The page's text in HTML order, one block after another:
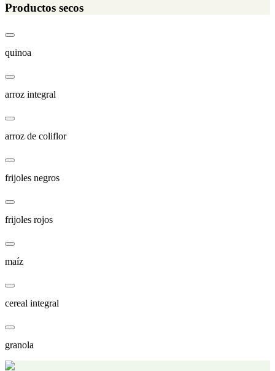
Productos secos
quinoa
arroz integral
arroz de coliflor
frijoles negros
frijoles rojos
maíz
cereal integral
granola